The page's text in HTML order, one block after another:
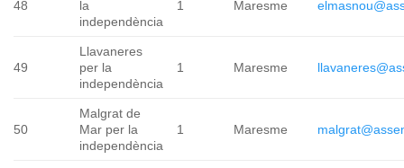
48
la
independència
1 Maresme
49
Llavaneres
per la
independència
1 Maresme
50
Malgrat de
Mar per la
independència
1 Maresme